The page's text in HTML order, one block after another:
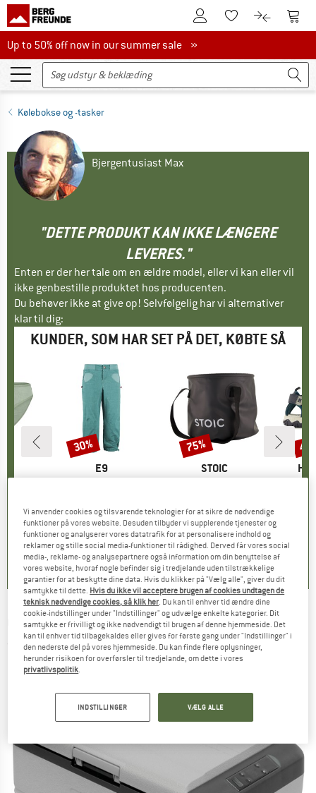
Til kundekontoenTil huskesedlen.
Til Til
Up to 50% off now in our summer sale
Up to 50% off now in our summer sale »
Kølebokse og -tasker
Bjergentusiast Max
"DETTE PRODUKT KAN IKKE LÆNGERE
LEVERES."
Enten er der her tale om en ældre model, eller vi kan eller vil
ikke genbestille produktet hos producenten.
Du behøver ikke at give op! Selvfølgelig har vi alternativer
klar til dig:
KUNDER, SOM HAR SET PÅ DET, KØBTE SÅ
pris
€
1
)
MÆRKE
E9
Pris
89,95 €Nedsat pris
62,97 €
4,8(5)
Rabat
30%
MÆRKE
STOIC
Pris
16,95 € Nedsat pris
fra 4,24 €
4,7(14)
Rabat
75%
OUTWELL - Arctic Chill 30 - Køleboks
(0)
Vi anvender cookies og tilsvarende teknologier for at sikre de nødvendige
funktioner på vores website. Desuden tilbyder vi supplerende tjenester og
funktioner og analyserer vores datatrafik for at personalisere indhold og
reklamer og stille social media-funktioner til rådighed. Derved får vores social
media-, reklame- og analysepartnere også information om din benyttelse af
vores website, hvoraf nogle befinder sig i tredjelande uden tilstrækkelige
garantier for at beskytte dine data. Hvis du klikker på "Vælg alle", giver du dit
samtykke til dette. Hvis du ikke vil acceptere brugen af cookies undtagen de
teknisk nødvendige cookies, så klik her. Du kan til enhver tid ændre dine
cookie-indstillinger under "Indstillinger" og udvælge enkelte kategorier. Dit
samtykke er frivilligt og ikke nødvendigt til brugen af denne hjemmeside. Det
kan til enhver tid tilbagekaldes eller gives for første gang under "Indstillinger" i
den nederste del på vores hjemmeside. Du kan finde flere oplysninger,
herunder risikoen for overførsler til tredjelande, om dette i vores
privatlivspolitik.
INDSTILLINGER VÆLG ALLE